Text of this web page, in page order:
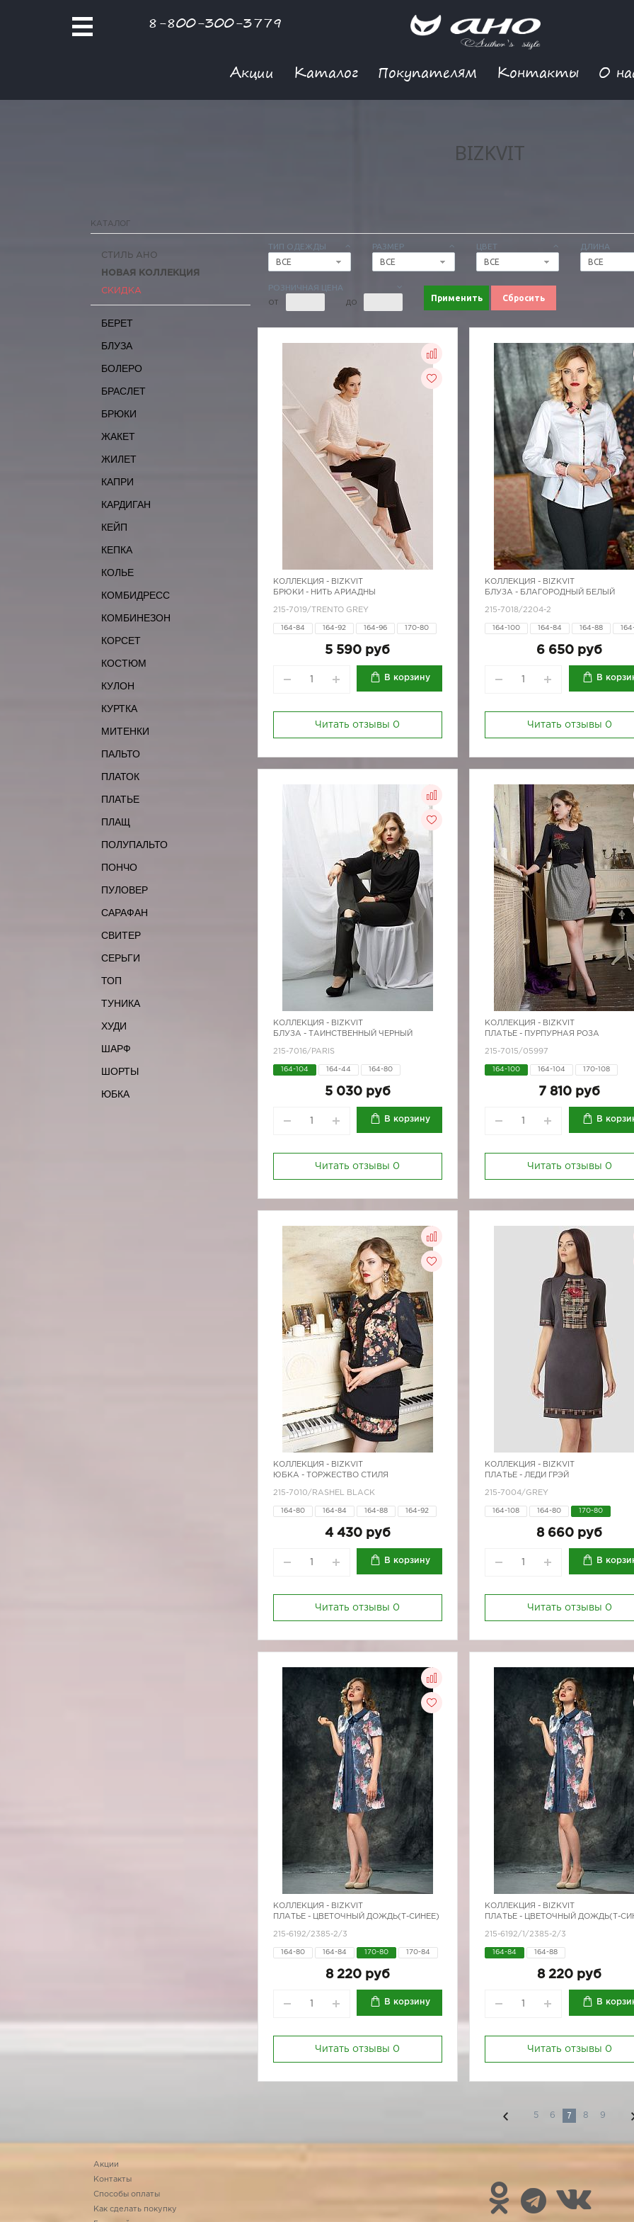
8-800-300-3779
Акции Каталог Покупателям Контакты О
BIZKVIT
КАТАЛОГ
ТИП ОДЕЖДЫ
ВСЕ
РАЗМЕР
ВСЕ
ЦВЕТ
ВСЕ
ДЛИНА
ВСЕ
РОЗНИЧНАЯ ЦЕНА
ОТ ДО Применить Сбросить
СТИЛЬ АНО
НОВАЯ КОЛЛЕКЦИЯ
СКИДКА
БЕРЕТ
БЛУЗА
БОЛЕРО
БРАСЛЕТ
БРЮКИ
ЖАКЕТ
ЖИЛЕТ
КАПРИ
КАРДИГАН
КЕЙП
КЕПКА
КОЛЬЕ
КОМБИДРЕСС
КОМБИНЕЗОН
КОРСЕТ
КОСТЮМ
КУЛОН
КУРТКА
МИТЕНКИ
ПАЛЬТО
ПЛАТОК
ПЛАТЬЕ
ПЛАЩ
ПОЛУПАЛЬТО
ПОНЧО
ПУЛОВЕР
САРАФАН
СВИТЕР
СЕРЬГИ
ТОП
ТУНИКА
ХУДИ
ШАРФ
ШОРТЫ
ЮБКА
КОЛЛЕКЦИЯ - BIZKVIT
БРЮКИ - НИТЬ АРИАДНЫ
215-7019/TRENTO GREY
164-84 164-92 164-96 170-80
5 590 руб
В корзину
Читать отзывы 0
КОЛЛЕКЦИЯ - BIZKVIT
БЛУЗА - БЛАГОРОДНЫЙ БЕЛЫЙ
215-7018/2204-2
164-100 164-84 164-88
170-96
6 650 руб
В
Читать отзывы 0
КОЛЛЕКЦИЯ - BIZKVIT
БЛУЗА - ТАИНСТВЕННЫЙ ЧЕРНЫЙ
215-7016/PARIS
164-104 164-44 164-80
5 030 руб
В корзину
Читать отзывы 0
КОЛЛЕКЦИЯ - BIZKVIT
ПЛАТЬЕ - ПУРПУРНАЯ РОЗА
215-7015/05997
164-100 164-104 170-108
7 810 руб
В
Читать отзывы 0
КОЛЛЕКЦИЯ - BIZKVIT
ЮБКА - ТОРЖЕСТВО СТИЛЯ
215-7010/RASHEL BLACK
164-80 164-84 164-88 164-92
4 430 руб
В корзину
Читать отзывы 0
КОЛЛЕКЦИЯ - BIZKVIT
ПЛАТЬЕ - ЛЕДИ ГРЭЙ
215-7004/GREY
164-108 164-80 170-80
8 660 руб
В
Читать отзывы 0
КОЛЛЕКЦИЯ - BIZKVIT
ПЛАТЬЕ - ЦВЕТОЧНЫЙ ДОЖДЬ(Т-СИНЕЕ)
215-6192/2385-2/3
164-80 164-84 170-80 170-84
8 220 руб
В корзину
Читать отзывы 0
КОЛЛЕКЦИЯ - BIZKVIT
ПЛАТЬЕ - ЦВЕТОЧНЫЙ ДОЖДЬ(Т-
215-6192/1/2385-2/3
164-84 164-88
8 220 руб
В
Читать отзывы 0
5 6 7 8 9
Акции
Контакты
Способы оплаты
Как сделать покупку